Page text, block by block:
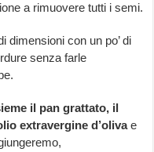
a rimuovere tutti i semi.
dimensioni con un po’ di
senza farle
il pan grattato, il
extravergine d’olivae